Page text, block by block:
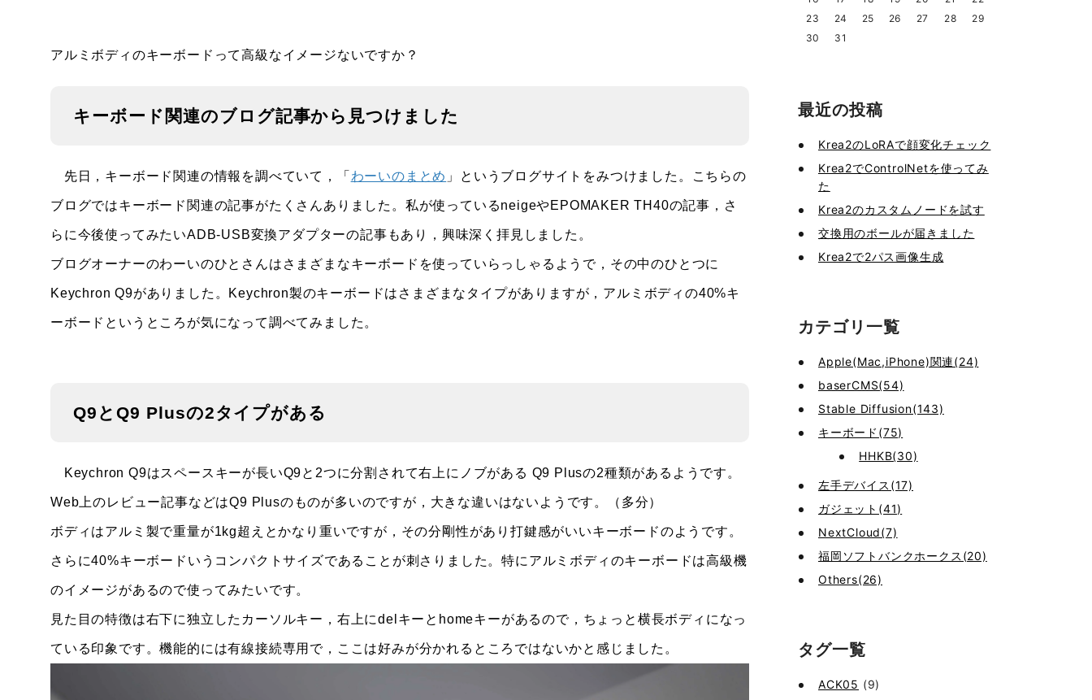
アルミボディのキーボードって高級なイメージないですか？
キーボード関連のブログ記事から見つけました
先日，キーボード関連の情報を調べていて，「 わーいのまとめ 」というブログサイトをみつけました。こちらの
ブログではキーボード関連の記事がたくさんありました。私が使っているneigeやEPOMAKER TH40の記事，さ
らに今後使ってみたいADB-USB変換アダプターの記事もあり，興味深く拝見しました。
ブログオーナーのわーいのひとさんはさまざまなキーボードを使っていらっしゃるようで，その中のひとつに
Keychron Q9がありました。Keychron製のキーボードはさまざまなタイプがありますが，アルミボディの40%キ
ーボードというところが気になって調べてみました。
Q9とQ9 Plusの2タイプがある
Keychron Q9はスペースキーが長いQ9と2つに分割されて右上にノブがある Q9 Plusの2種類があるようです。
Web上のレビュー記事などはQ9 Plusのものが多いのですが，大きな違いはないようです。（多分）
ボディはアルミ製で重量が1kg超えとかなり重いですが，その分剛性があり打鍵感がいいキーボードのようです。
さらに40%キーボードいうコンパクトサイズであることが刺さりました。特にアルミボディのキーボードは高級機
のイメージがあるので使ってみたいです。
見た目の特徴は右下に独立したカーソルキー，右上にdelキーとhomeキーがあるので，ちょっと横長ボディになっ
ている印象です。機能的には有線接続専用で，ここは好みが分かれるところではないかと感じました。
23
24 25 26 27 28
29
30
31
最近の投稿
Krea2のLoRAで顔変化チェック
Krea2でControlNetを使ってみ
た
Krea2のカスタムノードを試す
交換用のボールが届きました
Krea2で2パス画像生成
カテゴリ一覧
Apple(Mac,iPhone)関連(24)
baserCMS(54)
Stable Diffusion(143)
キーボード(75)
HHKB(30)
左手デバイス(17)
ガジェット(41)
NextCloud(7)
福岡ソフトバンクホークス(20)
Others(26)
タグ一覧
ACK05 (9)